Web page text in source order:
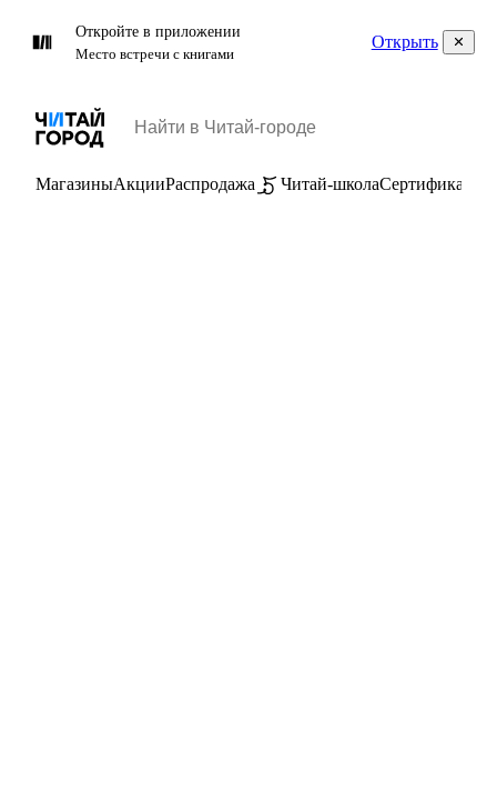
Откройте в приложении
Место встречи с книгами
Открыть
МагазиныАкцииРаспродажа Читай-школаСертификаты